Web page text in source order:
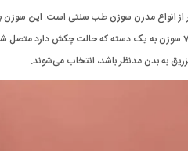
انواع مدرن سوزن طب سنتی است. این سوزن
خود جای داده است. شکل گل متشکل از 7 سوزن به یک دسته که
به بدن مدنظر باشد، انتخاب می‌شوند.